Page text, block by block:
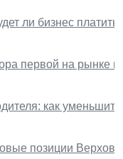
ли бизнес платить
первой на рынке
как
позиции